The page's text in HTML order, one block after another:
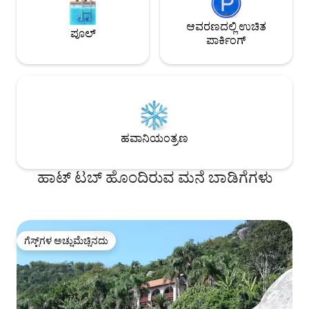
ಪೂಲ್
ಆವರಣದಲ್ಲಿ ಉಚಿತ
ಪಾರ್ಕಿಂಗ್
ಹವಾನಿಯಂತ್ರಣ
ಹಾಟ್ ಟಬ್ ಹೊಂದಿರುವ ಮನೆ ಬಾಡಿಗೆಗಳು
ಗೆಸ್ಟ್‌ಗಳ ಅಚ್ಚುಮೆಚ್ಚಿನದು
ಗೆಸ್ಟ್‌ಗಳ ಅಚ್ಚುಮೆಚ್ಚಿನದು